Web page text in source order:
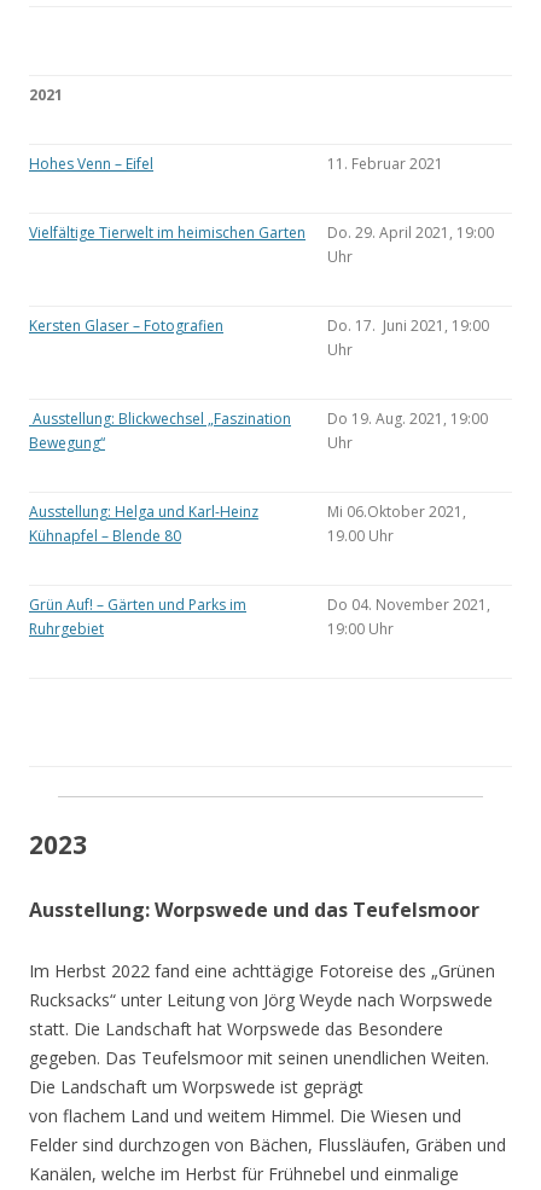
2021
Hohes Venn – Eifel 11. Februar 2021
Vielfältige Tierwelt im heimischen Garten
Do. 29. April 2021, 19:00
Uhr
Kersten Glaser – Fotografien
Do. 17. Juni 2021, 19:00
Uhr
Ausstellung: Blickwechsel „Faszination
Bewegung“
Do 19. Aug. 2021, 19:00
Uhr
Ausstellung: Helga und Karl-Heinz
Kühnapfel – Blende 80
Mi 06.Oktober 2021,
19.00 Uhr
Grün Auf! – Gärten und Parks im
Ruhrgebiet
Do 04. November 2021,
19:00 Uhr
2023
Ausstellung: Worpswede und das Teufelsmoor
Im Herbst 2022 fand eine achttägige Fotoreise des „Grünen
Rucksacks“ unter Leitung von Jörg Weyde nach Worpswede
statt. Die Landschaft hat Worpswede das Besondere
gegeben. Das Teufelsmoor mit seinen unendlichen Weiten.
Die Landschaft um Worpswede ist geprägt
von flachem Land und weitem Himmel. Die Wiesen und
Felder sind durchzogen von Bächen, Flussläufen, Gräben und
Kanälen, welche im Herbst für Frühnebel und einmalige